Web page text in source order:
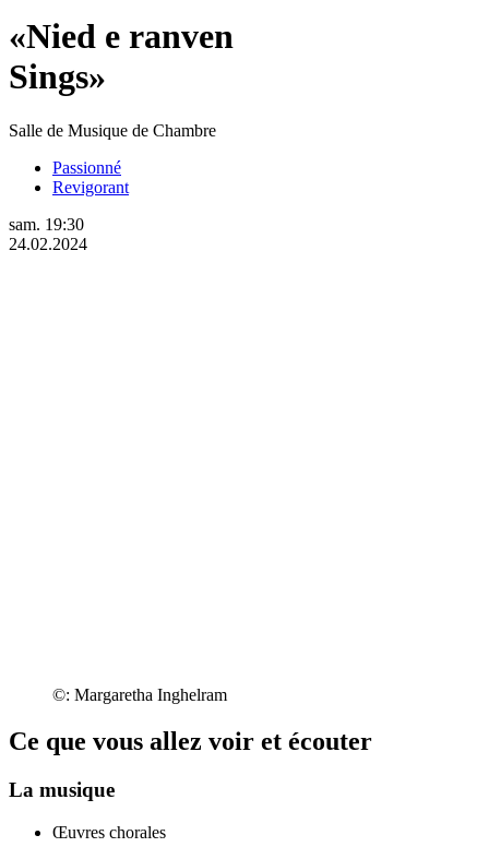
«Nied e ranven
Sings»
Salle de Musique de Chambre
Passionné
Revigorant
sam. 19:30
24.02.2024
©: Margaretha Inghelram
Ce que vous allez voir et écouter
La musique
Œuvres chorales